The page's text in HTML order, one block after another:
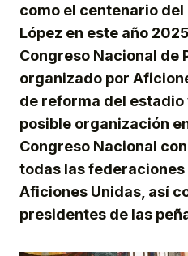
como el centenario
López en este año
Congreso Nacional de
organizado por
de reforma del estadio
posible organización
Congreso Nacional
todas las
Aficiones Unidas, así
presidentes de las